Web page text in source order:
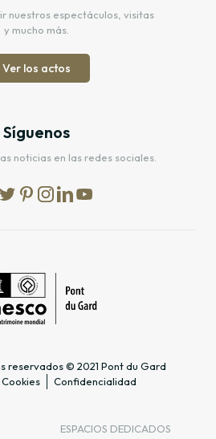
nuestros espectáculos, visitas
y mucho más.
Ver los actos
Síguenos
noticias en las redes sociales.
reservados © 2021 Pont du Gard
Cookies Confidencialidad
ESPACIOS DEDICADOS